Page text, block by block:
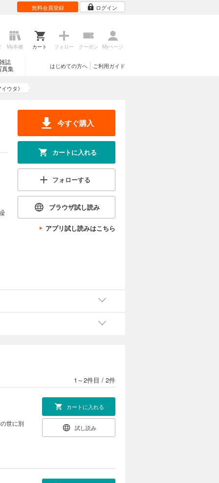
無料会員登録 ログイン
My本棚 カート フォロー クーポン Myページ
誌
真集
ご利用ガイド
はじめての方へ
ウタ》
今すぐ購入
カートに入れる
フォローする
ブラウザ試し読み
アプリ試し読みはこちら
1～2件目 / 2件
世に別
カートに入れる
試し読み